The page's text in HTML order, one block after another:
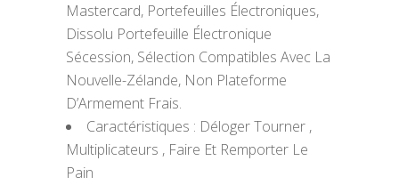
Mastercard, Portefeuilles Électroniques,
Dissolu Portefeuille Électronique
Sécession, Sélection Compatibles Avec La
Nouvelle-Zélande, Non Plateforme
D’Armement Frais.
Caractéristiques : Déloger Tourner ,
Multiplicateurs , Faire Et Remporter Le
Pain